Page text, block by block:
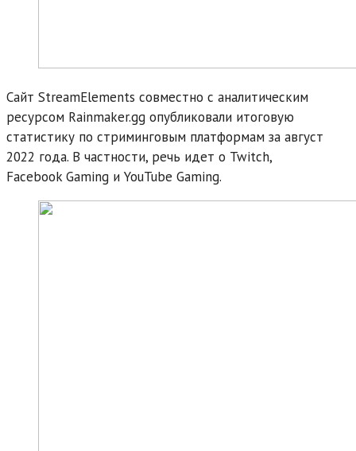
Сайт StreamElements совместно с аналитическим
ресурсом Rainmaker.gg опубликовали итоговую
статистику по стриминговым платформам за август
2022 года. В частности, речь идет о Twitch,
Facebook Gaming и YouTube Gaming.